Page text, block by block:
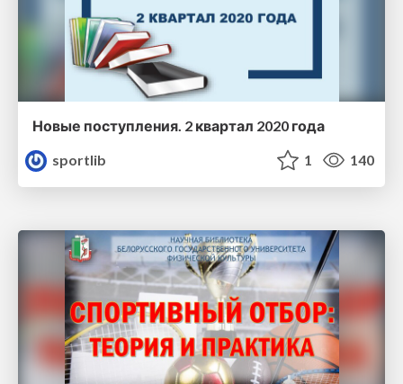
Новые поступления. 2 квартал 2020 года
sportlib
1 140